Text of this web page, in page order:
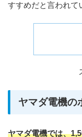
すすめだと言われて
ヤマダ電機の
ヤマダ電機では、